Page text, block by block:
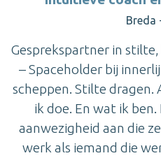
Breda
Gesprekspartner in
– Spaceholder bij
scheppen. Stilte dragen.
ik doe. En wat ik
aanwezigheid aan die
werk als iemand die